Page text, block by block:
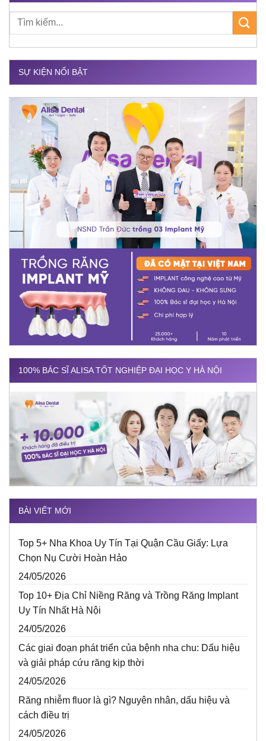
SỰ KIỆN NỔI BẬT
100% BÁC SĨ ALISA TỐT NGHIỆP ĐẠI HỌC Y HÀ NỘI
BÀI VIẾT MỚI
Top 5+ Nha Khoa Uy Tín Tại Quận Cầu Giấy: Lựa
Chọn Nụ Cười Hoàn Hảo
24/05/2026
Top 10+ Địa Chỉ Niềng Răng và Trồng Răng Implant
Uy Tín Nhất Hà Nội
24/05/2026
Các giai đoạn phát triển của bệnh nha chu: Dấu hiệu
và giải pháp cứu răng kịp thời
24/05/2026
Răng nhiễm fluor là gì? Nguyên nhân, dấu hiệu và
cách điều trị
24/05/2026